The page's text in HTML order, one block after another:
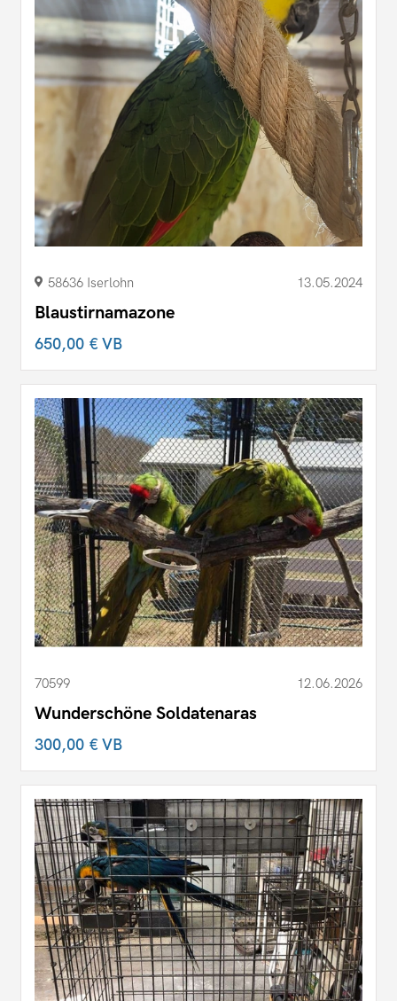
58636 Iserlohn 13.05.2024
Blaustirnamazone
650,00 €VB
70599 12.06.2026
Wunderschöne Soldatenaras
300,00 €VB